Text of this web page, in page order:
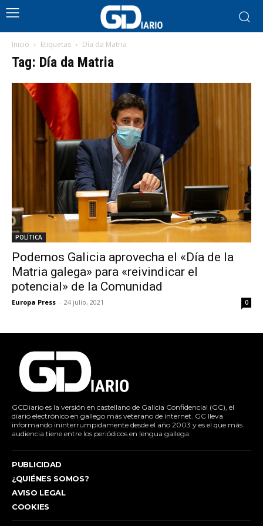
Inicio Etiquetas Día da Matria
Tag: Día da Matria
POLÍTICA
Podemos Galicia aprovecha el «Día de la
Matria galega» para «reivindicar el
potencial» de la Comunidad
Europa Press - 24 julio, 2021 0
GCDiario es la versión en castellano de Galicia Confidencial (GC), el
diario electrónico en gallego más veterano de internet. GC lleva
informando ininterrumpidamente desde el año 2003 y es el que más
audiencia tiene entre los periódicos en lengua gallega.
PUBLICIDAD
¿QUIÉNES SOMOS?
AVISO LEGAL
COOKIES